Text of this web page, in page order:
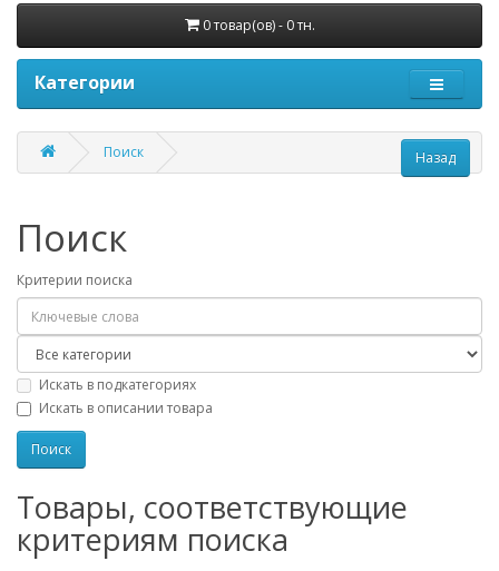
0 товар(ов) - 0 тн.
Категории
Поиск
Поиск
Критерии поиска
Искать в подкатегориях
Искать в описании товара
Товары, соответствующие
критериям поиска